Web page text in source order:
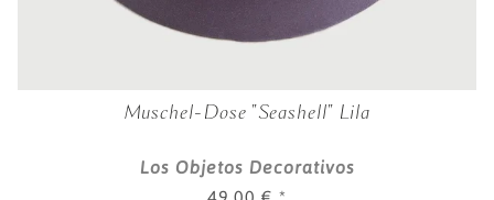
Muschel-Dose "Seashell" Lila
Los Objetos Decorativos